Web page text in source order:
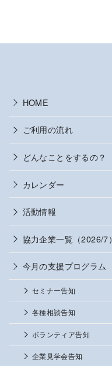
HOME
ご利用の流れ
どんなことをするの？
カレンダー
活動情報
協力企業一覧（2026/7）
今月の支援プログラム
セミナー告知
各種相談告知
ボランティア告知
企業見学会告知